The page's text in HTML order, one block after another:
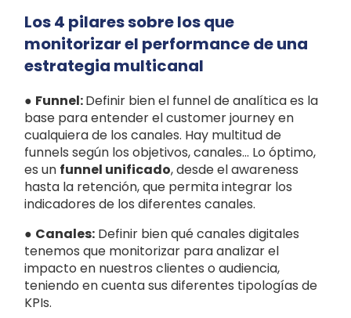
Los 4 pilares sobre los que
monitorizar el performance de una
estrategia multicanal
● Funnel:Definir bien el funnel de analítica es la
base para entender el customer journey en
cualquiera de los canales. Hay multitud de
funnels según los objetivos, canales… Lo óptimo,
es un funnel unificado, desde el awareness
hasta la retención, que permita integrar los
indicadores de los diferentes canales.
● Canales: Definir bien qué canales digitales
tenemos que monitorizar para analizar el
impacto en nuestros clientes o audiencia,
teniendo en cuenta sus diferentes tipologías de
KPIs.